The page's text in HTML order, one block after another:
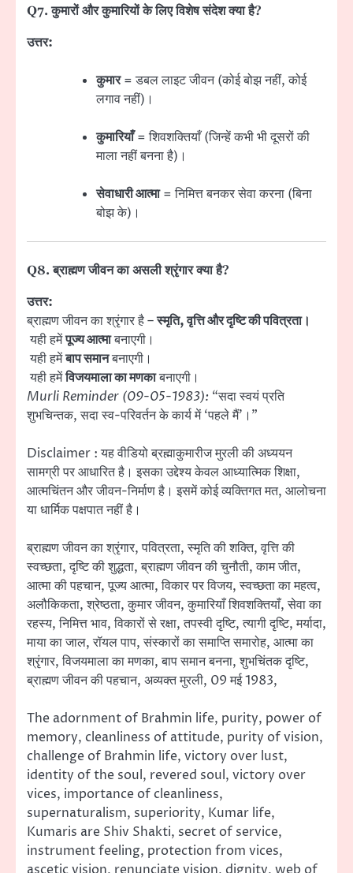
Q7. कुमारों और कुमारियों के लिए विशेष संदेश क्या है?
उत्तर:
कुमार= डबल लाइट जीवन (कोई बोझ नहीं, कोई
लगाव नहीं)।
कुमारियाँ= शिवशक्तियाँ (जिन्हें कभी भी दूसरों की
माला नहीं बनना है)।
सेवाधारी आत्मा= निमित्त बनकर सेवा करना (बिना
बोझ के)।
Q8. ब्राह्मण जीवन का असलीश्रृंगारक्या है?
उत्तर:
ब्राह्मण जीवन का श्रृंगार है –स्मृति, वृत्ति और दृष्टि की पवित्रता।
यही हमेंपूज्य आत्माबनाएगी।
यही हमेंबाप समानबनाएगी।
यही हमेंविजयमाला का मणकाबनाएगी।
Murli Reminder (09-05-1983): “सदा स्वयं प्रति
शुभचिन्तक, सदा स्व-परिवर्तन के कार्य में ‘पहले मैं’।”
Disclaimer : यह वीडियो ब्रह्माकुमारीज मुरली की अध्ययन
सामग्री पर आधारित है। इसका उद्देश्य केवल आध्यात्मिक शिक्षा,
आत्मचिंतन और जीवन-निर्माण है। इसमें कोई व्यक्तिगत मत, आलोचना
या धार्मिक पक्षपात नहीं है।
ब्राह्मण जीवन का श्रृंगार, पवित्रता, स्मृति की शक्ति, वृत्ति की
स्वच्छता, दृष्टि की शुद्धता, ब्राह्मण जीवन की चुनौती, काम जीत,
आत्मा की पहचान, पूज्य आत्मा, विकार पर विजय, स्वच्छता का महत्व,
अलौकिकता, श्रेष्ठता, कुमार जीवन, कुमारियाँ शिवशक्तियाँ, सेवा का
रहस्य, निमित्त भाव, विकारों से रक्षा, तपस्वी दृष्टि, त्यागी दृष्टि, मर्यादा,
माया का जाल, रॉयल पाप, संस्कारों का समाप्ति समारोह, आत्मा का
श्रृंगार, विजयमाला का मणका, बाप समान बनना, शुभचिंतक दृष्टि,
ब्राह्मण जीवन की पहचान, अव्यक्त मुरली, 09 मई 1983,
The adornment of Brahmin life, purity, power of
memory, cleanliness of attitude, purity of vision,
challenge of Brahmin life, victory over lust,
identity of the soul, revered soul, victory over
vices, importance of cleanliness,
supernaturalism, superiority, Kumar life,
Kumaris are Shiv Shakti, secret of service,
instrument feeling, protection from vices,